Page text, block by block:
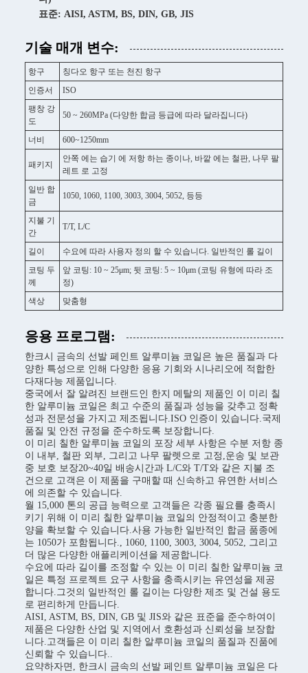
표준: AISI, ASTM, BS, DIN, GB, JIS
기술 매개 변수:
항구
칭다오 항구 또는 천진 항구
인증서
ISO
팽창 강
도
50 ~ 260MPa (다양한 합금 등급에 따라 달라집니다)
너비 600~1250mm
패키지
안쪽 에는 습기 에 저항 하는 종이나, 바깥 에는 철판, 나무 팔
레트 로 고정
일반 합
금
1050, 1060, 1100, 3003, 3004, 5052, 등등
지불 기
간
T/T, L/C
길이
수요에 따라 사용자 정의 할 수 있습니다. 일반적인 롤 길이
코팅 두
께
앞 코팅: 10 ~ 25μm; 뒷 코팅: 5 ~ 10μm (코팅 유형에 따라 조
정)
색상
맞춤형
응용 프로그램:
한크시 금속의 선발 페인트 알루미늄 코일은 높은 품질과 다
양한 특성으로 인해 다양한 응용 기회와 시나리오에 적합한
다재다능 제품입니다.
중국에서 잘 알려진 브랜드인 한지 메탈의 제품인 이 미리 칠
한 알루미늄 코일은 최고 수준의 품질과 성능을 갖추고 정확
성과 전문성을 가지고 제조됩니다.ISO 인증이 있습니다.국제
품질 및 안전 규정을 준수하도록 보장합니다.
이 미리 칠한 알루미늄 코일의 포장 세부 사항은 수분 저항 종
이 내부, 철판 외부, 그리고 나무 팔렛으로 고정,운송 및 보관
중 보호 보장20~40일 배송시간과 L/C와 T/T와 같은 지불 조
건으로 고객은 이 제품을 구매할 때 신속하고 유연한 서비스
에 의존할 수 있습니다.
월 15,000 톤의 공급 능력으로 고객들은 각종 필요를 충족시
키기 위해 이 미리 칠한 알루미늄 코일의 안정적이고 충분한
양을 확보할 수 있습니다.사용 가능한 일반적인 합금 품종에
는 1050가 포함됩니다., 1060, 1100, 3003, 3004, 5052, 그리고
더 많은 다양한 애플리케이션을 제공합니다.
수요에 따라 길이를 조정할 수 있는 이 미리 칠한 알루미늄 코
일은 특정 프로젝트 요구 사항을 충족시키는 유연성을 제공
합니다.그것의 일반적인 롤 길이는 다양한 제조 및 건설 용도
로 편리하게 만듭니다.
AISI, ASTM, BS, DIN, GB 및 JIS와 같은 표준을 준수하여이
제품은 다양한 산업 및 지역에서 호환성과 신뢰성을 보장합
니다.고객들은 이 미리 칠한 알루미늄 코일의 품질과 진품에
신뢰할 수 있습니다..
요약하자면, 한크시 금속의 선발 페인트 알루미늄 코일은 다